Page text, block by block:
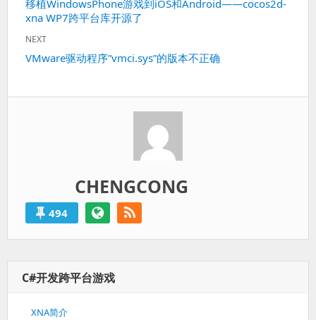
导
航
Previous
post:
移植WindowsPhone游戏到iOS和Android——cocos2d-
xna WP7跨平台库开源了
NEXT
Next
VMware驱动程序”vmci.sys”的版本不正确
CHENGCONG
494
C#开发跨平台游戏
XNA简介